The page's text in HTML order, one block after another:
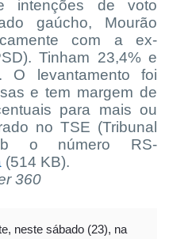
intenções de voto
gaúcho, Mourão
com a ex-
Tinham 23,4% e
O levantamento foi
e tem margem de
para mais ou
no TSE (Tribunal
o número RS-
(514 KB).
360
neste sábado (23), na